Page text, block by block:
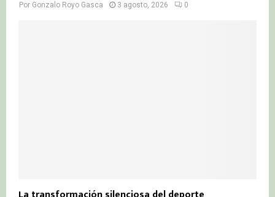
Por Gonzalo Royo Gasca 3 agosto, 2026 0